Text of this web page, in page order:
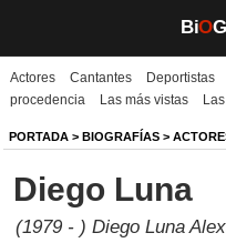
BiO
Biografías
Películas
TV
Música
Actores Cantantes Deportistas
procedencia
Las más vistas
PORTADA > BIOGRAFÍAS >
Diego Luna
(1979 - ) Diego Luna